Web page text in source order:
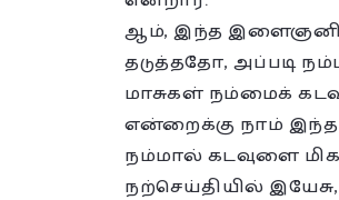
ஆம், இந்த
தடுத்ததோ, அப்படி
மாசுகள் நம்மைக்
என்றைக்கு நாம் இந்த
நம்மால் கடவுளை
நற்செய்தியில்